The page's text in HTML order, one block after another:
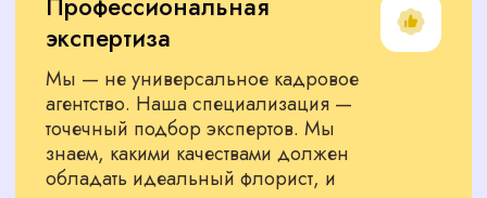
ПОДБЕРЕМ СПЕЦИАЛИСТА
ТОЧНО ПОД ВАШИ ЗАДАЧИ
Представляем вам только тех
специалистов, которые соответствуют
строгим критериям